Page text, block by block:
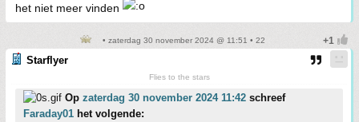
het niet meer vinden
• zaterdag 30 november 2024 @ 11:51 • 22
Starflyer
Flies to the stars
Op zaterdag 30 november 2024 11:42 schreef
Faraday01 het volgende: